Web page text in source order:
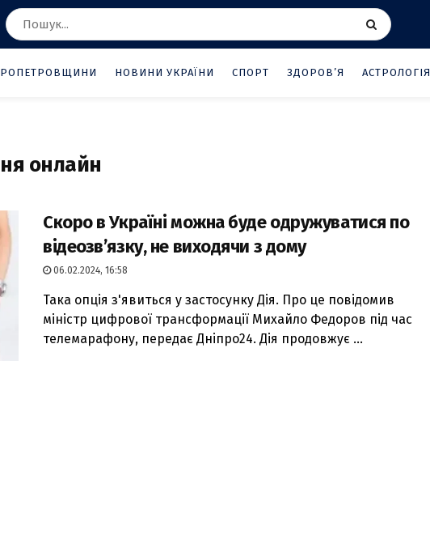
НОВИНИ УКРАЇНИ СПОРТ ЗДОРОВ’Я АСТРОЛОГІЯ
онлайн
Скоро в Україні можна буде одружуватися по
відеозв’язку, не виходячи з дому
06.02.2024, 16:58
Така опція з'явиться у застосунку Дія. Про це повідомив
міністр цифрової трансформації Михайло Федоров під час
телемарафону, передає Дніпро24. Дія продовжує ...